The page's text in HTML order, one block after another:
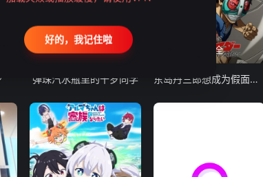
弹珠汽水瓶里的千岁同学
24集全
东岛丹三郎想成为假面骑士
好的，我记住啦